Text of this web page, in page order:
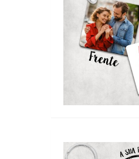
CHOCOLATE FLORK